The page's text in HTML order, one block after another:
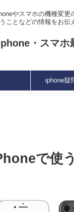
やスマホの機種変更
ことなどの情報をお伝
・スマホ
iphone疑
で使